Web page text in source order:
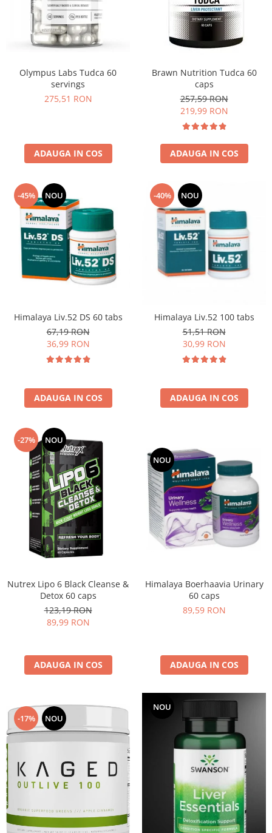
Vitamine bărbați / femei
Îngrijire personală
Insulated
JNX Sports
Kaged
MEX
Muscle Meds
Naughty Boy
Nordic Naturals
NOW Foods
Nutrend
Nutrex
Olimp Sport Nutrition
Optimum Nutrition
Osavi
PeScience
Power System
Pro Supps
Raw Nutrition
REDCON1
Rich Piana 5% Nutrition
RIPT
Scitec
Scivation
Skill Nutrition
Smart Shake
Swanson
Under Armour
Vitargo
Olympus Labs Tudca 60
servings
275,51 RON
ADAUGA IN COS
Brawn Nutrition Tudca 60
caps
257,59 RON
219,99 RON
ADAUGA IN COS
-45% NOU
Himalaya Liv.52 DS 60 tabs
67,19 RON
36,99 RON
ADAUGA IN COS
-40% NOU
Himalaya Liv.52 100 tabs
51,51 RON
30,99 RON
ADAUGA IN COS
-27% NOU
Nutrex Lipo 6 Black Cleanse &
Detox 60 caps
123,19 RON
89,99 RON
ADAUGA IN COS
NOU
Himalaya Boerhaavia Urinary
60 caps
89,59 RON
ADAUGA IN COS
-17% NOU
NOU